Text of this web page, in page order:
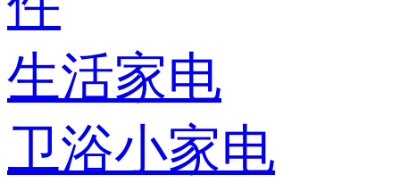
生活家电
卫浴小家电